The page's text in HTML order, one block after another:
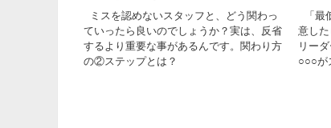
ミスを認めないスタッフと、どう関わっ
ていったら良いのでしょうか？実は、反省
するより重要な事があるんです。関わり方
の②ステップとは？
「最
意し
リー
○○○が